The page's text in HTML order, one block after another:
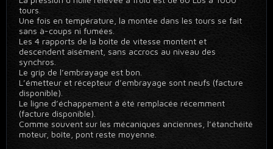
tours.
Une fois en température, la montée dans les tours se fait
sans à-coups ni fumées.
Les 4 rapports de la boite de vitesse montent et
descendent aisément, sans accrocs au niveau des
synchros.
Le grip de l’embrayage est bon.
L’émetteur et récepteur d’embrayage sont neufs (facture
disponible).
Le ligne d’échappement à été remplacée récemment
(facture disponible).
Comme souvent sur les mécaniques anciennes, l’étanchéité
moteur, boîte, pont reste moyenne.